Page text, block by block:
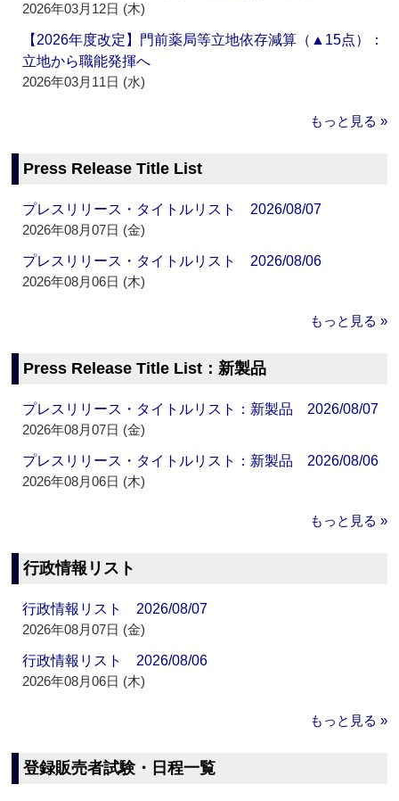
2026年03月12日 (木)
【2026年度改定】門前薬局等立地依存減算（▲15点）：
立地から職能発揮へ
2026年03月11日 (水)
もっと見る »
Press Release Title List
プレスリリース・タイトルリスト 2026/08/07
2026年08月07日 (金)
プレスリリース・タイトルリスト 2026/08/06
2026年08月06日 (木)
もっと見る »
Press Release Title List：新製品
プレスリリース・タイトルリスト：新製品 2026/08/07
2026年08月07日 (金)
プレスリリース・タイトルリスト：新製品 2026/08/06
2026年08月06日 (木)
もっと見る »
行政情報リスト
行政情報リスト 2026/08/07
2026年08月07日 (金)
行政情報リスト 2026/08/06
2026年08月06日 (木)
もっと見る »
登録販売者試験・日程一覧